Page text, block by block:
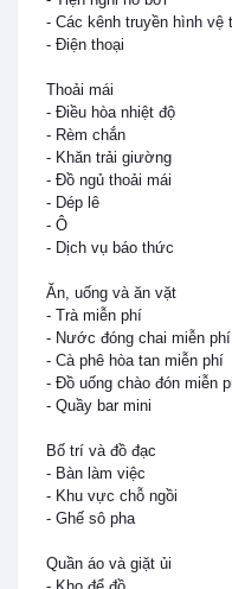
- Các kênh truyền hình vệ
- Điện thoại
Thoải mái
- Điều hòa nhiệt độ
- Rèm chắn
- Khăn trải giường
- Đồ ngủ thoải mái
- Dép lê
- Ô
- Dịch vụ báo thức
Ăn, uống và ăn vặt
- Trà miễn phí
- Nước đóng chai miễn phí
- Cà phê hòa tan miễn phí
- Đồ uống chào đón miễn
- Quầy bar mini
Bố trí và đồ đạc
- Bàn làm việc
- Khu vực chỗ ngồi
- Ghế sô pha
Quần áo và giặt ủi